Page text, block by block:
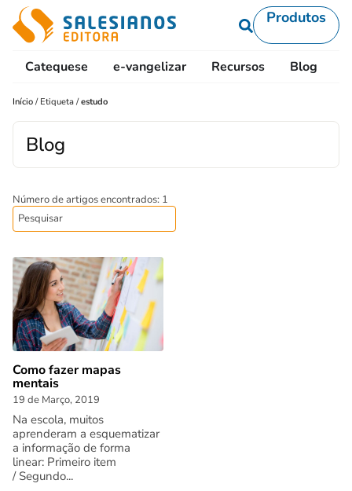
Produtos
Catequese e-vangelizar Recursos Blog
Início / Etiqueta /estudo
Blog
Número de artigos encontrados: 1
Como fazer mapas
mentais
19 de Março, 2019
Na escola, muitos
aprenderam a esquematizar
a informação de forma
linear: Primeiro item
/ Segundo...